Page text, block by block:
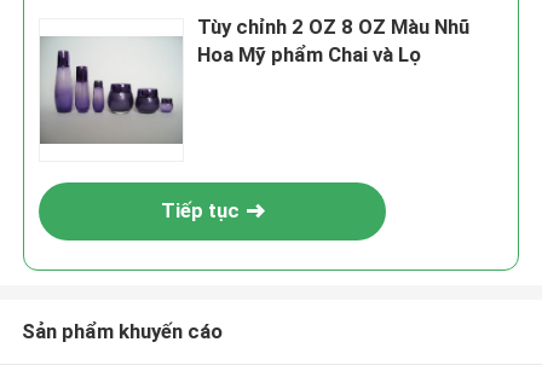
Tùy chỉnh 2 OZ 8 OZ Màu Nhũ
Hoa Mỹ phẩm Chai và Lọ
Tiếp tục
Sản phẩm khuyến cáo